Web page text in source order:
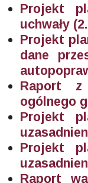
Projekt
uchwały
Projekt
dane
Raport z
ogólnego
Projekt
Projekt
Raport